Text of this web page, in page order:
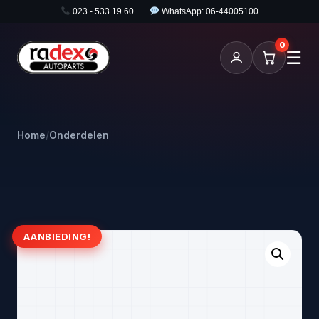
023 - 533 19 60 WhatsApp: 06-44005100
0
☰
Home/Onderdelen
AANBIEDING!